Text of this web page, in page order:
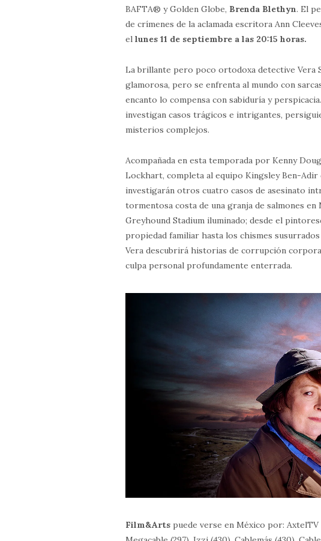
BAFTA® y Golden Globe, Brenda Blethyn. El
de crímenes de la aclamada escritora Ann
ellunes 11 de septiembre a las 20:15 horas.
La brillante pero poco ortodoxa detective Vera
glamorosa, pero se enfrenta al mundo con
encanto lo compensa con sabiduría y
investigan casos trágicos e intrigantes,
misterios complejos.
Acompañada en esta temporada por Kenny
Lockhart, completa al equipo Kingsley Ben-
investigarán otros cuatro casos de asesinato
tormentosa costa de una granja de salmones
Greyhound Stadium iluminado; desde el
propiedad familiar hasta los chismes
Vera descubrirá historias de corrupción
culpa personal profundamente enterrada.
Film&Arts puede verse en México por: AxtelTV